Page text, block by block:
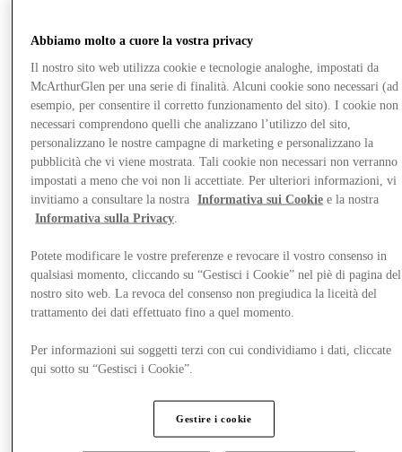
Vieni a trovarci
Abbiamo molto a cuore la vostra privacy
Il nostro sito web utilizza cookie e tecnologie analoghe, impostati da
McArthurGlen per una serie di finalità. Alcuni cookie sono necessari (ad
esempio, per consentire il corretto funzionamento del sito). I cookie non
necessari comprendono quelli che analizzano l’utilizzo del sito,
personalizzano le nostre campagne di marketing e personalizzano la
pubblicità che vi viene mostrata. Tali cookie non necessari non verranno
impostati a meno che voi non li accettiate. Per ulteriori informazioni, vi
invitiamo a consultare la nostra
Informativa sui Cookie e la nostra
Informativa sulla Privacy
Potete modificare le vostre preferenze e revocare il vostro consenso in
qualsiasi momento, cliccando su “Gestisci i Cookie” nel piè di pagina del
nostro sito web. La revoca del consenso non pregiudica la liceità del
trattamento dei dati effettuato fino a quel momento.
Per informazioni sui soggetti terzi con cui condividiamo i dati, cliccate
qui sotto su “Gestisci i Cookie”.
Gestire i cookie